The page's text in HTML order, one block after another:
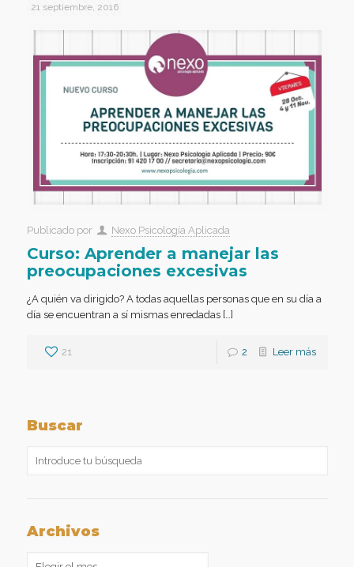
21 septiembre, 2016
Publicado por Nexo Psicología Aplicada
Curso: Aprender a manejar las
preocupaciones excesivas
¿A quién va dirigido? A todas aquellas personas que en su día a
día se encuentran a sí mismas enredadas […]
21 2 Leer más
Buscar
Archivos